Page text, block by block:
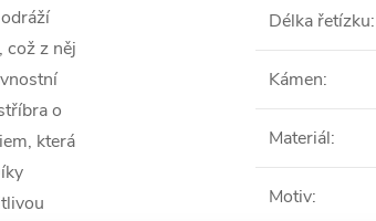
což z něj
o
která
Délka řetízku:
Kámen:
Materiál:
Motiv: